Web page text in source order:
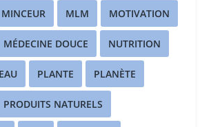
MINCEUR MLM MOTIVATION
MÉDECINE DOUCE NUTRITION
PLANTE PLANÈTE
PRODUITS NATURELS